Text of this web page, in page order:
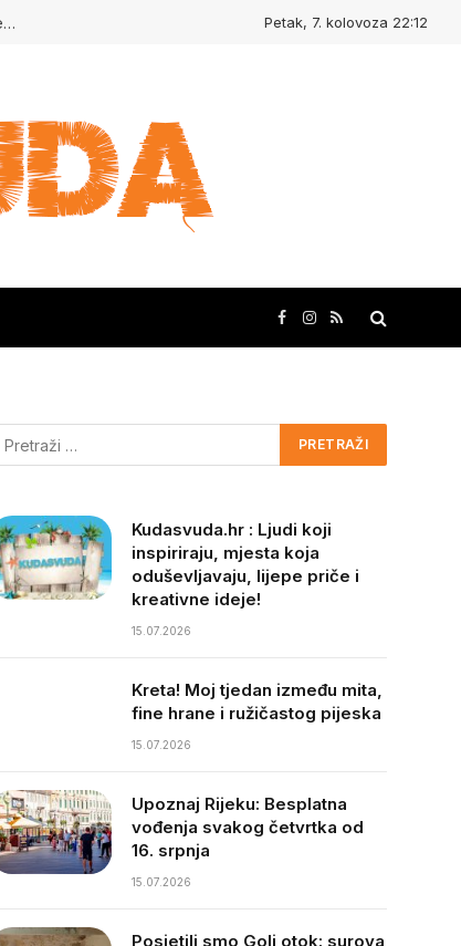
Kudasvuda.hr : Ljudi koji inspiriraju, mjesta koja oduševljavaju, lijepe priče i kreativne ideje! Petak, 7. kolovoza 22:12
Facebook
Instagram
RSS
Kudasvuda.hr : Ljudi koji
inspiriraju, mjesta koja
oduševljavaju, lijepe priče i
kreativne ideje!
15.07.2026
Kreta! Moj tjedan između mita,
fine hrane i ružičastog pijeska
15.07.2026
Upoznaj Rijeku: Besplatna
vođenja svakog četvrtka od
16. srpnja
15.07.2026
Posjetili smo Goli otok: surova